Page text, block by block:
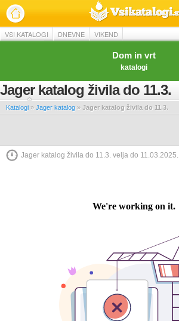
VSI KATALOGI DNEVNE VIKEND
Dom in vrt
katalogi
Jager katalog živila do 11.3.
Katalogi » Jager katalog » Jager katalog živila do 11.3.
Jager katalog živila do 11.3. velja do 11.03.2025.